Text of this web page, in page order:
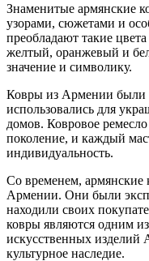
Знаменитые армянские
узорами, сюжетами и
преобладают такие
желтый, оранжевый и
значение и символику.
Ковры из Армении были
использовались для
домов. Ковровое
поколение, и каждый
индивидуальность.
Со временем, армянские
Армении. Они были
находили своих
ковры являются одним
искусственных изделий
культурное наследие.